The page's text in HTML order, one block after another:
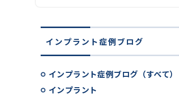
インプラント症例ブログ
インプラント症例ブログ（すべて）
インプラント